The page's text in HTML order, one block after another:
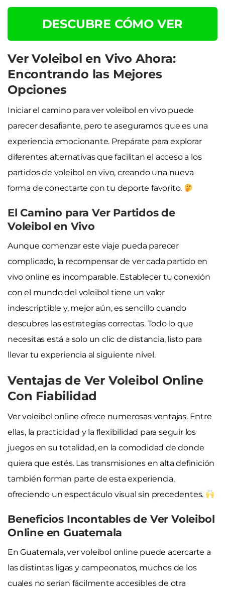
DESCUBRE CÓMO VER
Ver Voleibol en Vivo Ahora:
Encontrando las Mejores
Opciones
Iniciar el camino para ver voleibol en vivo puede
parecer desafiante, pero te aseguramos que es una
experiencia emocionante. Prepárate para explorar
diferentes alternativas que facilitan el acceso a los
partidos de voleibol en vivo, creando una nueva
forma de conectarte con tu deporte favorito.
El Camino para Ver Partidos de
Voleibol en Vivo
Aunque comenzar este viaje pueda parecer
complicado, la recompensar de ver cada partido en
vivo online es incomparable. Establecer tu conexión
con el mundo del voleibol tiene un valor
indescriptible y, mejor aún, es sencillo cuando
descubres las estrategias correctas. Todo lo que
necesitas está a solo un clic de distancia, listo para
llevar tu experiencia al siguiente nivel.
Ventajas de Ver Voleibol Online
Con Fiabilidad
Ver voleibol online ofrece numerosas ventajas. Entre
ellas, la practicidad y la flexibilidad para seguir los
juegos en su totalidad, en la comodidad de donde
quiera que estés. Las transmisiones en alta definición
también forman parte de esta experiencia,
ofreciendo un espectáculo visual sin precedentes.
Beneficios Incontables de Ver Voleibol
Online en Guatemala
En Guatemala, ver voleibol online puede acercarte a
las distintas ligas y campeonatos, muchos de los
cuales no serían fácilmente accesibles de otra